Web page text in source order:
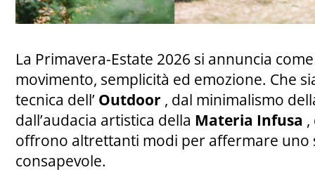
La Primavera-Estate 2026 si annuncia
movimento, semplicità ed emozione. Che
tecnica dell’Outdoor , dal minimalismo
dall’audacia artistica della Materia Infusa ,
offrono altrettanti modi per affermare uno
consapevole.